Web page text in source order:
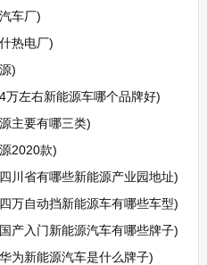
车厂)
热电厂)
)
万左右新能源车哪个品牌好)
主要有哪三类)
2020款)
川省有哪些新能源产业园地址)
万自动挡新能源车有哪些车型)
产入门新能源汽车有哪些牌子)
为新能源汽车是什么牌子)